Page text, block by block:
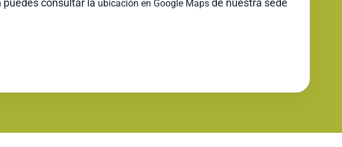
puedes consultar la ubicación en Google Maps de nuestra sede